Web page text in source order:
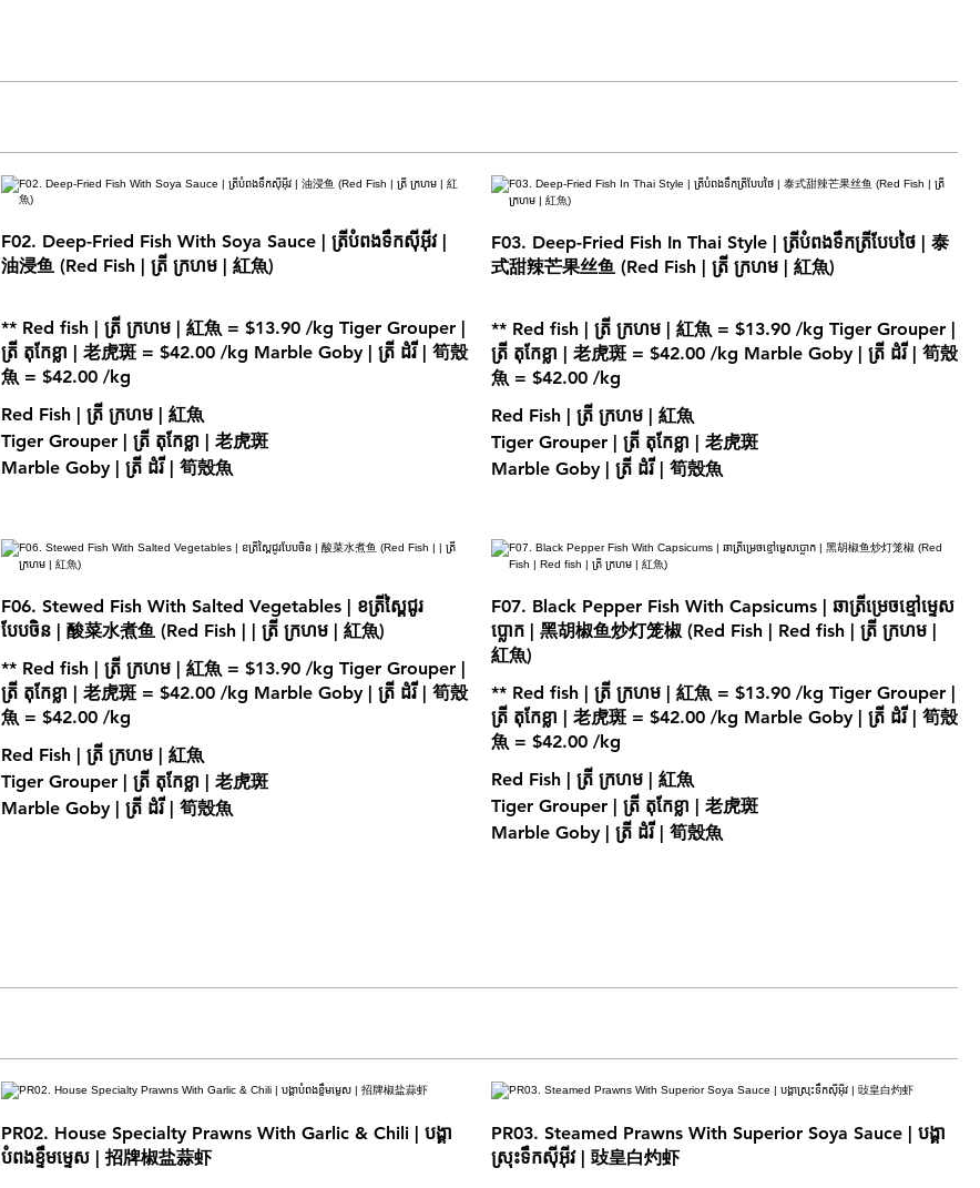
F02. Deep-Fried Fish With Soya Sauce | ត្រីបំពងទឹកស៊ីអុីវ |
油浸鱼 (Red Fish | ត្រី ក្រហម | 紅魚)
** Red fish | ត្រី ក្រហម | 紅魚 = $13.90 /kg Tiger Grouper |
ត្រី តុកែខ្លា | 老虎斑 = $42.00 /kg Marble Goby | ត្រី ដំរី | 筍殼
魚 = $42.00 /kg
Red Fish | ត្រី ក្រហម | 紅魚
Tiger Grouper | ត្រី តុកែខ្លា | 老虎斑
Marble Goby | ត្រី ដំរី | 筍殼魚
F03. Deep-Fried Fish In Thai Style | ត្រីបំពងទឹកត្រីបែបថៃ | 泰
式甜辣芒果丝鱼 (Red Fish | ត្រី ក្រហម | 紅魚)
** Red fish | ត្រី ក្រហម | 紅魚 = $13.90 /kg Tiger Grouper |
ត្រី តុកែខ្លា | 老虎斑 = $42.00 /kg Marble Goby | ត្រី ដំរី | 筍殼
魚 = $42.00 /kg
Red Fish | ត្រី ក្រហម | 紅魚
Tiger Grouper | ត្រី តុកែខ្លា | 老虎斑
Marble Goby | ត្រី ដំរី | 筍殼魚
F06. Stewed Fish With Salted Vegetables | ខត្រីស្ពៃជូរ
បែបចិន | 酸菜水煮鱼 (Red Fish | | ត្រី ក្រហម | 紅魚)
** Red fish | ត្រី ក្រហម | 紅魚 = $13.90 /kg Tiger Grouper |
ត្រី តុកែខ្លា | 老虎斑 = $42.00 /kg Marble Goby | ត្រី ដំរី | 筍殼
Red Fish | ត្រី ក្រហម | 紅魚
Tiger Grouper | ត្រី តុកែខ្លា | 老虎斑
Marble Goby | ត្រី ដំរី | 筍殼魚
F07. Black Pepper Fish With Capsicums | ឆាត្រីម្រេចខ្មៅម្ទេស
ប្លោក | 黑胡椒鱼炒灯笼椒 (Red Fish | Red fish | ត្រី ក្រហម |
紅魚)
** Red fish | ត្រី ក្រហម | 紅魚 = $13.90 /kg Tiger Grouper |
ត្រី តុកែខ្លា | 老虎斑 = $42.00 /kg Marble Goby | ត្រី ដំរី | 筍殼
Red Fish | ត្រី ក្រហម | 紅魚
Tiger Grouper | ត្រី តុកែខ្លា | 老虎斑
Marble Goby | ត្រី ដំរី | 筍殼魚
PR02. House Specialty Prawns With Garlic & Chili | បង្គា
បំពងខ្ទឹមម្ទេស | 招牌椒盐蒜虾
PR03. Steamed Prawns With Superior Soya Sauce | បង្គា
ស្រុះទឹកស៊ីអ៊ីវ | 䜴皇白灼虾